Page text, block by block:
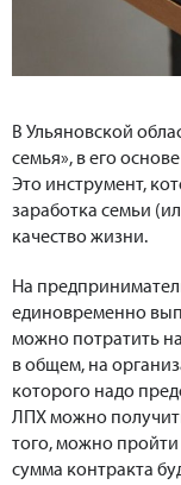
В Ульяновской
семья», в его
Это инструмент,
заработка семьи
качество жизни.
На
единовременно
можно потратить
в общем, на
которого надо
ЛПХ можно
того, можно
сумма контракта